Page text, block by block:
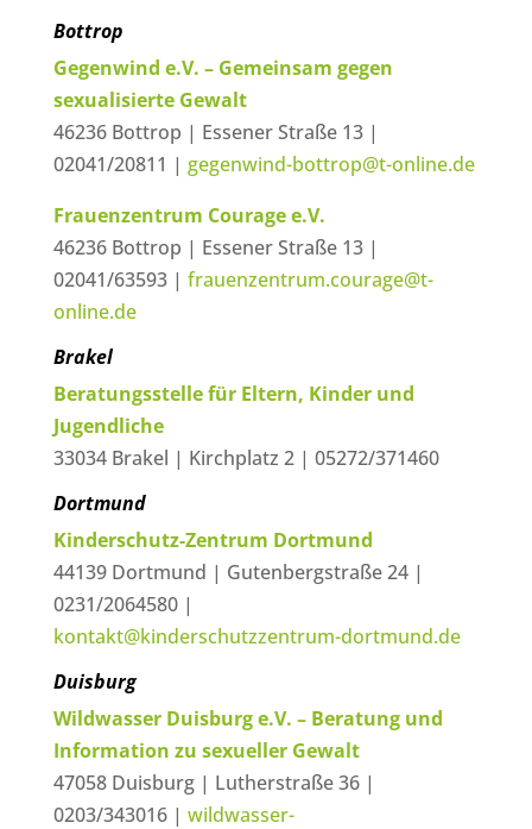
Bottrop
Gegenwind e.V. – Gemeinsam gegen
sexualisierte Gewalt
46236 Bottrop | Essener Straße 13 |
02041/20811 | gegenwind-bottrop@t-online.de
Frauenzentrum Courage e.V.
46236 Bottrop | Essener Straße 13 |
02041/63593 | frauenzentrum.courage@t-
online.de
Brakel
Beratungsstelle für Eltern, Kinder und
Jugendliche
33034 Brakel | Kirchplatz 2 | 05272/371460
Dortmund
Kinderschutz-Zentrum Dortmund
44139 Dortmund | Gutenbergstraße 24 |
0231/2064580 |
kontakt@kinderschutzzentrum-dortmund.de
Duisburg
Wildwasser Duisburg e.V. – Beratung und
Information zu sexueller Gewalt
47058 Duisburg | Lutherstraße 36 |
0203/343016 | wildwasser-